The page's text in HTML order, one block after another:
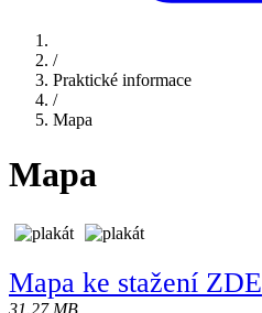
/
Praktické informace
/
Mapa
Mapa
Mapa ke stažení ZDE
31.27 MB